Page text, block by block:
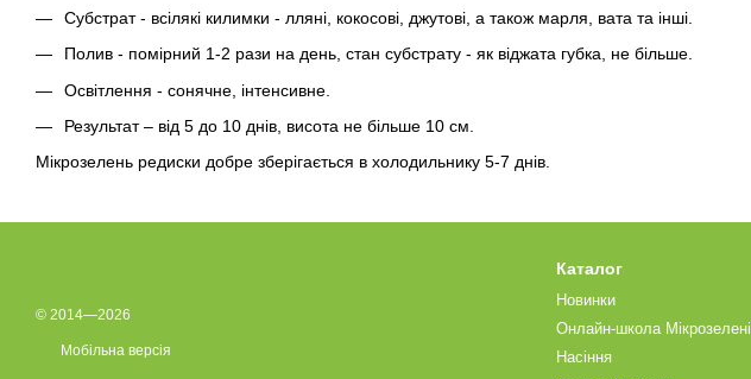
Субстрат - всілякі килимки - лляні, кокосові, джутові, а також марля, вата та інші.
Полив - помірний 1-2 рази на день, стан субстрату - як віджата губка, не більше.
Освітлення - сонячне, інтенсивне.
Результат – від 5 до 10 днів, висота не більше 10 см.
Мікрозелень редиски добре зберігається в холодильнику 5-7 днів.
© 2014—2026
Мобільна версія
Каталог
Новинки
Онлайн-школа Мікрозелені
Насіння